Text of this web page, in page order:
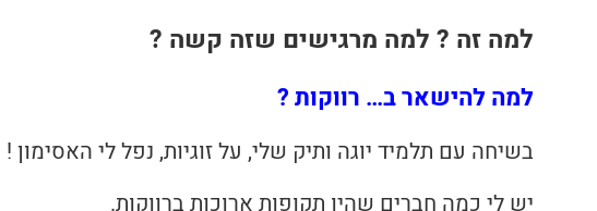
המלצות בתחום ריבלנסינג
המלצות קורס ריבלנסינג
למה זה ? למה מרגישים שזה קשה ?
למה להישאר ב… רווקות ?
בשיחה עם תלמיד יוגה ותיק שלי, על זוגיות, נפל לי האסימון !
יש לי כמה חברים שהיו תקופות ארוכות ברווקות.